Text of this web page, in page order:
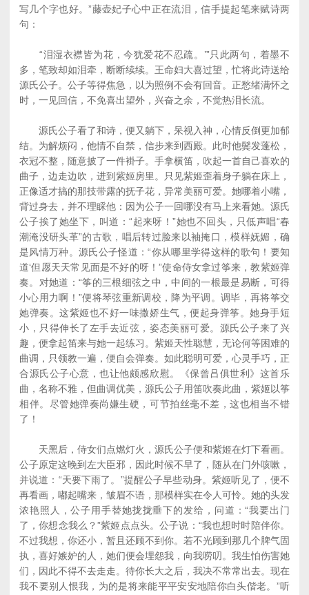
写几个字也好。”藤壶妃子心中正在流泪，信手提起笔来赋诗两
句：
“泪湿衣襟皆为花，今犹爱花不忍疏。’”只此两句，着墨不
多，笔致却如泪牵，断断续续。王命妇大喜过望，忙将此诗送给
源氏公子。公子等得焦急，以为照例不会有回音。正愁绪满怀之
时，一见回信，不免喜出望外，兴奋之余，不觉热泪长流。
源氏公子看了和诗，便又躺下，呆视入神，心情反倒更加郁
结。为解烦闷，他情不自禁，信步来到西殿。此时他鬓发蓬松，
衣冠不整，随意披了一件褂子。手拿横笛，吹起一首自己喜欢的
曲子，边走边吹，进到紫姬房里。只见紫姬歪着身子躺在床上，
正像适才搞的那技带露的抚子花，异常美丽可爱。她哪着小嘴，
背过身去，并不理睬他：因为公子一回哪没有马上来看她。源氏
公子挨了她坐下，叫道：“起来呀！”她也不回头，只低声唱“春
潮淹没研头革”的古歌，唱后转过脸来以袖掩口，模样妩媚，确
是风情万种。源氏公子怪道：“你从哪里学得这样的歌句！要知
道‘但愿天天常见面是不好的呀！”使命侍女拿过筝来，教紫姬弹
奏。对她道：“筝的三根细弦之中，中间的一根最是易断，可得
小心用力啊！”便将琴弦重新调校，降为平调。调毕，再将筝交
她弹奏。这紫姬也不好一味撒娇生气，便起身弹筝。她身手短
小，只得伸长了左手去近弦，姿态美丽可爱。源氏公子来了兴
趣，便拿起笛来与她一起练习。紫姬天性聪慧，无论何等困难的
曲调，只领教一遍，便自会弹奏。如此聪明可爱，心灵手巧，正
合源氏公子心意，也让他颇感欣慰。《保曾吕俱世利》这首乐
曲，名称不雅，但曲调优美，源氏公子用笛吹奏此曲，紫姬以筝
相伴。尽管她弹奏尚嫌生硬，可节拍丝毫不差，这也相当不错
了！
天黑后，侍女们点燃灯火，源氏公子便和紫姬在灯下看画。
公子原定这晚到左大臣邪，因此时候不早了，随从在门外咳嗽，
并说道：“天要下雨了。”提醒公子早些动身。紫姬听见了，便不
再看画，嘟起嘴来，皱眉不语，那模样实在令人可怜。她的头发
浓艳照人，公子用手替她拢拢垂下的发给，问道：“我要出门
了，你想念我么？”紫姬点点头。公子说：“我也想时时陪伴你。
不过我想，你还小，暂且还顾不到你。若不光顾到那几个脾气固
执，喜好嫉妒的人，她们便会埋怨我，向我唠叨。我生怕伤害她
们，因此不得不去走走。待你长大之后，我决不常常出去。现在
我不要别人恨我，为的是将来能平平安安地陪你白头偕老。”听